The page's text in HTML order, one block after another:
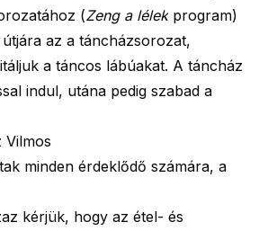
(Zeng a lélek program)
az a táncházsorozat,
a táncos lábúakat. A táncház
indul, utána pedig szabad a
Vilmos
minden érdeklődő számára, a
kérjük, hogy az étel- és